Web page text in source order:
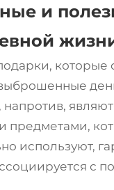
и
которые
напротив,
предметами,
используют,
с